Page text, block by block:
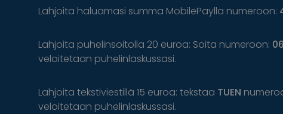
Lahjoita haluamasi summa MobilePaylla numeroon:
Lahjoita puhelinsoitolla 20 euroa: Soita numeroon:
veloitetaan puhelinlaskussasi.
Lahjoita tekstiviestillä 15 euroa: tekstaa TUEN
veloitetaan puhelinlaskussasi.